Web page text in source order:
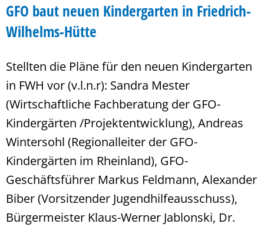
GFO baut neuen Kindergarten in Friedrich-
Wilhelms-Hütte
Stellten die Pläne für den neuen Kindergarten
in FWH vor (v.l.n.r): Sandra Mester
(Wirtschaftliche Fachberatung der GFO-
Kindergärten /Projektentwicklung), Andreas
Wintersohl (Regionalleiter der GFO-
Kindergärten im Rheinland), GFO-
Geschäftsführer Markus Feldmann, Alexander
Biber (Vorsitzender Jugendhilfeausschuss),
Bürgermeister Klaus-Werner Jablonski, Dr.